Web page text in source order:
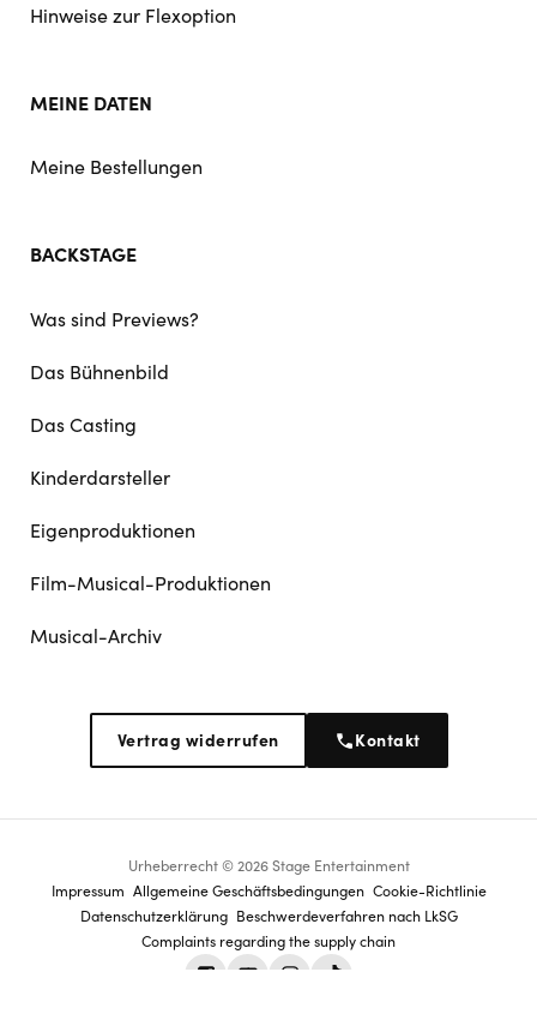
Hinweise zur Flexoption
MEINE DATEN
Meine Bestellungen
BACKSTAGE
Was sind Previews?
Das Bühnenbild
Das Casting
Kinderdarsteller
Eigenproduktionen
Film-Musical-Produktionen
Musical-Archiv
Vertrag widerrufen Kontakt
Urheberrecht © 2026 Stage Entertainment
Footer
navigation
Impressum Allgemeine Geschäftsbedingungen Cookie-Richtlinie
Datenschutz­erklärung Beschwerdeverfahren nach LkSG
Complaints regarding the supply chain